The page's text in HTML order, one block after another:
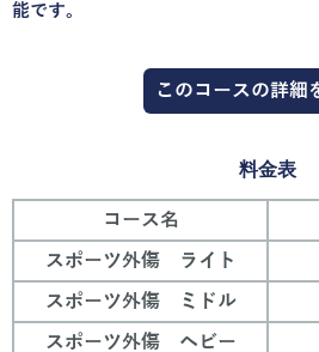
能です。
このコースの詳細
料金表
コース名
スポーツ外傷 ライト
スポーツ外傷 ミドル
スポーツ外傷 ヘビー